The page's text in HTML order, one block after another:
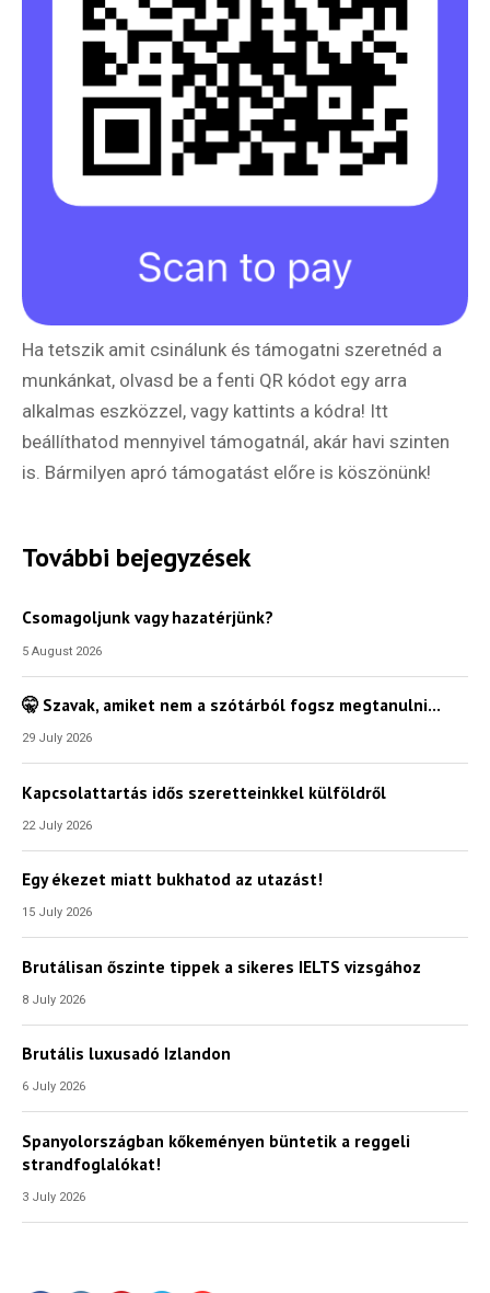
Ha tetszik amit csinálunk és támogatni szeretnéd a
munkánkat, olvasd be a fenti QR kódot egy arra
alkalmas eszközzel, vagy kattints a kódra! Itt
beállíthatod mennyivel támogatnál, akár havi szinten
is. Bármilyen apró támogatást előre is köszönünk!
További bejegyzések
Csomagoljunk vagy hazatérjünk?
5 August 2026
🤫 Szavak, amiket nem a szótárból fogsz megtanulni…
29 July 2026
Kapcsolattartás idős szeretteinkkel külföldről
22 July 2026
Egy ékezet miatt bukhatod az utazást!
15 July 2026
Brutálisan őszinte tippek a sikeres IELTS vizsgához
8 July 2026
Brutális luxusadó Izlandon
6 July 2026
Spanyolországban kőkeményen büntetik a reggeli
strandfoglalókat!
3 July 2026